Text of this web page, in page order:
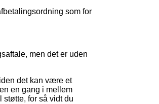
som for
men det er uden
det kan være et
en gang i mellem
for så vidt du